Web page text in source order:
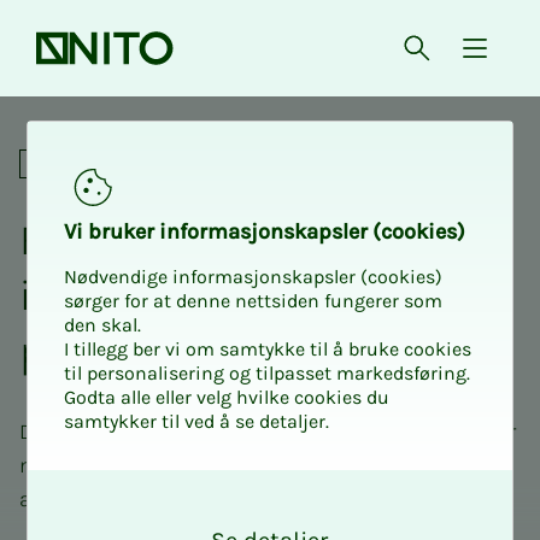
Forsiden Åpne søk
{
Fagnettverk
Fag­­­nett­verk for NITO Bio­­­
in­­­ge­­­ni­ør­­­fag­­­lig in­s­­ti­tutt
pre­a­­na­ly­­­se og PNA
Dette er et fagnettverk for bioingeniører som jobber
med eller har interesse for preanalyse, pasientnær
analysering og selvtesting.
Vi bru­­­ker in­­­for­­­ma­­­sjons­­­kaps­­­­­ler (cookies)
Nødvendige informasjonskapsler (cookies)
sørger for at denne nettsiden fungerer som
den skal.
I tillegg ber vi om samtykke til å bruke cookies
til personalisering og tilpasset markedsføring.
Godta alle eller velg hvilke cookies du
samtykker til ved å se detaljer.